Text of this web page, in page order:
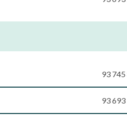
93 745
93 693